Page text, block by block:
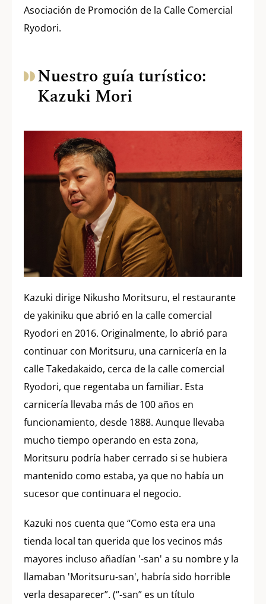
Asociación de Promoción de la Calle Comercial
Ryodori.
Nuestro guía turístico:
Kazuki Mori
Kazuki dirige Nikusho Moritsuru, el restaurante
de yakiniku que abrió en la calle comercial
Ryodori en 2016. Originalmente, lo abrió para
continuar con Moritsuru, una carnicería en la
calle Takedakaido, cerca de la calle comercial
Ryodori, que regentaba un familiar. Esta
carnicería llevaba más de 100 años en
funcionamiento, desde 1888. Aunque llevaba
mucho tiempo operando en esta zona,
Moritsuru podría haber cerrado si se hubiera
mantenido como estaba, ya que no había un
sucesor que continuara el negocio.
Kazuki nos cuenta que “Como esta era una
tienda local tan querida que los vecinos más
mayores incluso añadían '-san' a su nombre y la
llamaban 'Moritsuru-san', habría sido horrible
verla desaparecer”. (“-san” es un título